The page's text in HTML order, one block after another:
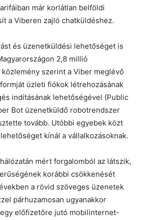
már korlátlan belföldi
a Viberen zajló chatküldéshez.
és üzenetküldési lehetőséget is
2,8 millió
szerint a Viber meglévő
üzleti fiókok létrehozásának
indításának lehetőségével (Public
Bot üzenetküldő robotrendszer
tovább. Utóbbi egyebek közt
kínál a vállalkozásoknak.
mért forgalomból az látszik,
korábbi csökkenését
a rövid szöveges üzenetek
párhuzamosan ugyanakkor
előfizetőre jutó mobilinternet-